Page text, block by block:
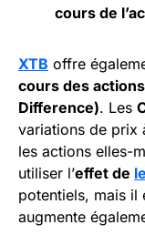
cours de
XTB offre
cours des
Difference). Les
variations de prix
les actions elles-
utiliser l’effet de
potentiels, mais il
augmente